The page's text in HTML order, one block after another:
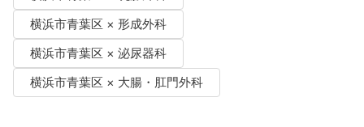
横浜市青葉区 × 形成外科
横浜市青葉区 × 泌尿器科
横浜市青葉区 × 大腸・肛門外科